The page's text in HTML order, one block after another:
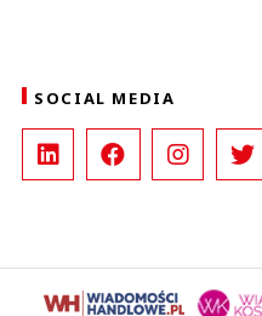
SOCIAL MEDIA